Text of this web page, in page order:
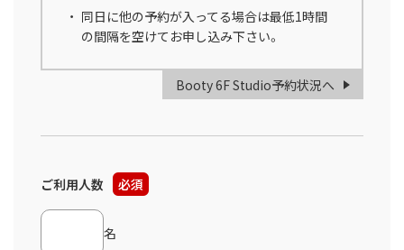
同日に他の予約が入ってる場合は最低1時間
の間隔を空けてお申し込み下さい。
Booty 6F Studio予約状況へ
ご利用人数 必須
名